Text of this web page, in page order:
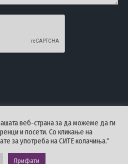
НА ПРИВАТНОСТ
© 2026 - Сите права се
задржани.
веб-страна за да можеме да ги
и посети. Со кликање на
за употреба на СИТЕ колачиња.“
Прифати